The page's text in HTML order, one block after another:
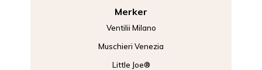
Merker
Ventilii Milano
Muschieri Venezia
Little Joe®